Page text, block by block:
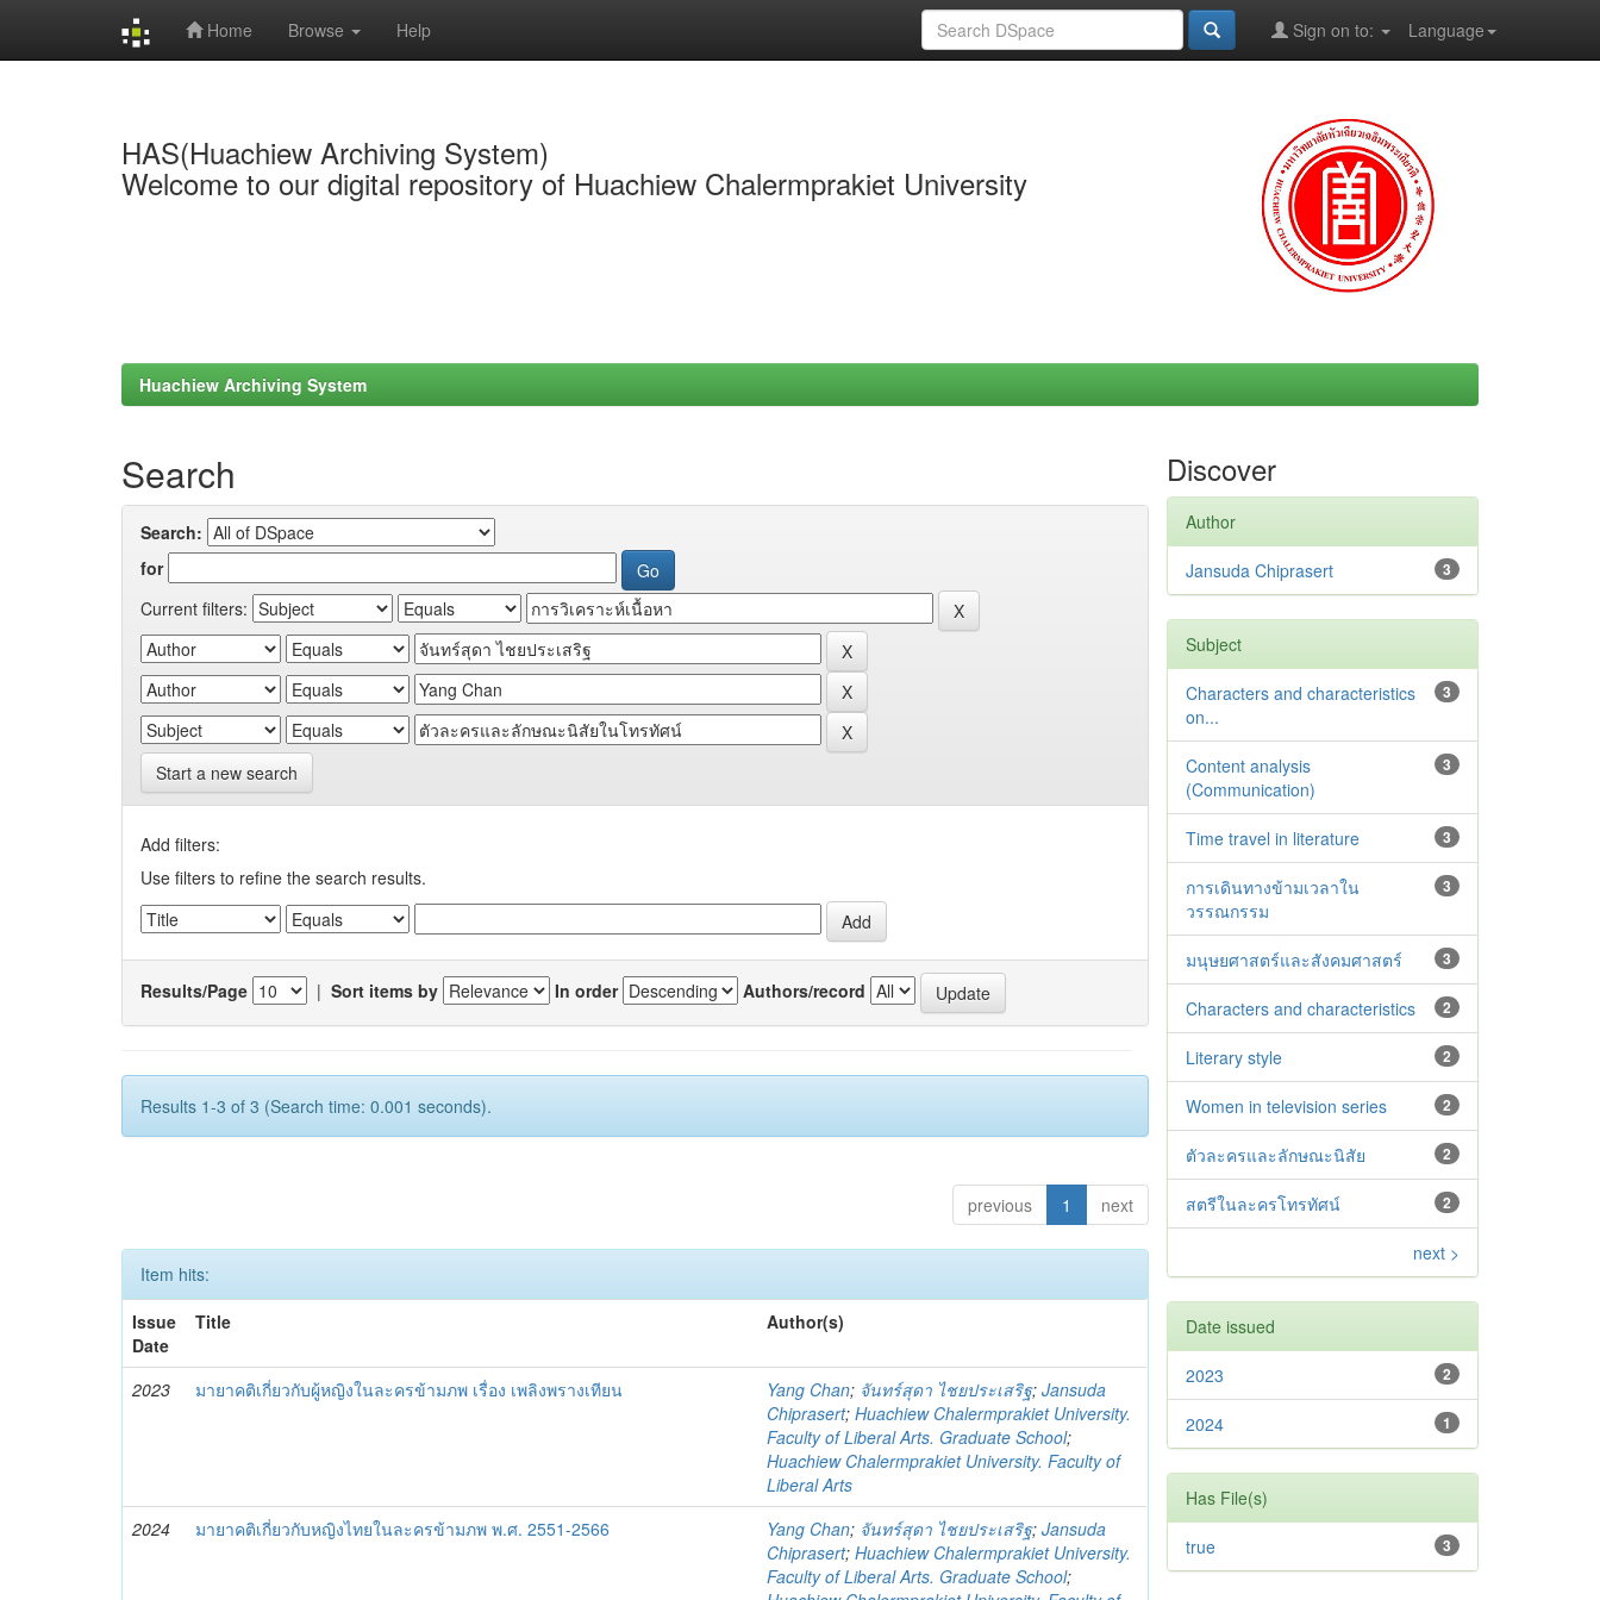
Home Browse Help Language
Sign on to:
HAS(Huachiew Archiving System)
Welcome to our digital repository of Huachiew Chalermprakiet University
Huachiew Archiving System
Search
Search:
for
Current filters:
Start a new search
Add filters:
Use filters to refine the search results.
Results/Page | Sort items by In order Authors/record
Results 1-3 of 3 (Search time: 0.001 seconds).
previous 1 next
Item hits:
Issue
Date
Title Author(s)
2023 มายาคติเกี่ยวกับผู้หญิงในละครข้ามภพ เรื่อง เพลิงพรางเทียน Yang Chan; จันทร์สุดา ไชยประเสริฐ;Jansuda
Chiprasert;Huachiew Chalermprakiet University.
Faculty of Liberal Arts. Graduate School;
Huachiew Chalermprakiet University. Faculty of
Liberal Arts
2024
มายาคติเกี่ยวกับหญิงไทยในละครข้ามภพ พ.ศ. 2551-2566 Yang Chan; จันทร์สุดา ไชยประเสริฐ;Jansuda
Chiprasert;Huachiew Chalermprakiet University.
Faculty of Liberal Arts. Graduate School;
Discover
Author
3
Jansuda Chiprasert
Subject
3
Characters and characteristics
on...
3
Content analysis
(Communication)
3
Time travel in literature
3
การเดินทางข้ามเวลาใน
วรรณกรรม
3
มนุษยศาสตร์และสังคมศาสตร์
2
Characters and characteristics
2
Literary style
2
Women in television series
2
ตัวละครและลักษณะนิสัย
2
สตรีในละครโทรทัศน์
next >
Date issued
2
2023
1
2024
Has File(s)
3
true